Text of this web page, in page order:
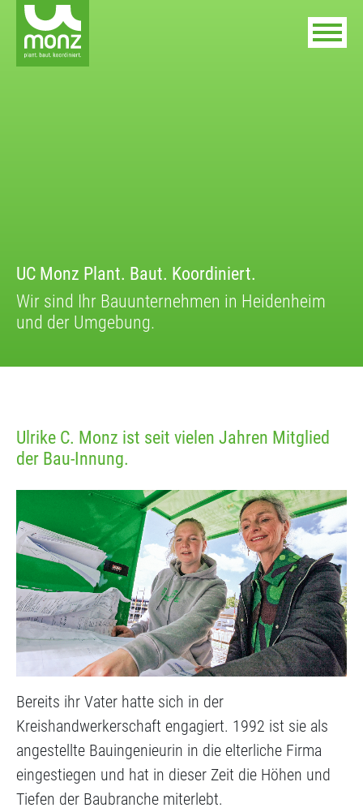
UC Monz Plant. Baut. Koordiniert.
Wir sind Ihr Bauunternehmen in Heidenheim
und der Umgebung.
Ulrike C. Monz ist seit vielen Jahren Mitglied
der Bau-Innung.
Bereits ihr Vater hatte sich in der
Kreishandwerkerschaft engagiert. 1992 ist sie als
angestellte Bauingenieurin in die elterliche Firma
eingestiegen und hat in dieser Zeit die Höhen und
Tiefen der Baubranche miterlebt.